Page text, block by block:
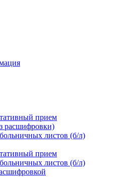
прием
расшифровки)
листов (б/л)
прием
листов (б/л)